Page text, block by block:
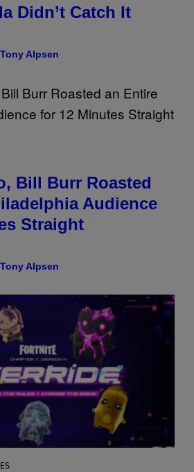
Didn’t Catch It
Tony Alpsen
Bill Burr Roasted
Audience
Straight
Tony Alpsen